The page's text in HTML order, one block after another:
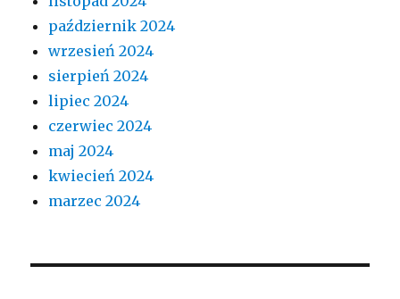
październik 2024
wrzesień 2024
sierpień 2024
lipiec 2024
czerwiec 2024
maj 2024
kwiecień 2024
marzec 2024